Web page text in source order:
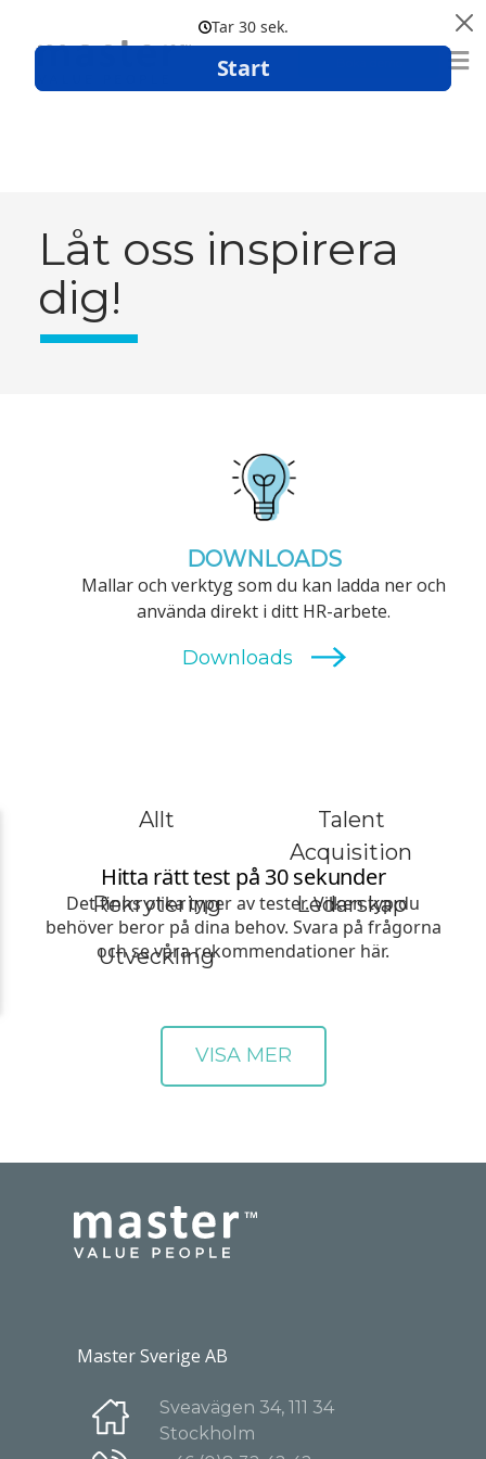
Låt oss inspirera
dig!
DOWNLOADS
Mallar och verktyg som du kan ladda ner och
använda direkt i ditt HR-arbete.
Allt
Talent
Acquisition
Rekrytering
Ledarskap
Utveckling
Master Sverige AB
Sveavägen 34, 111 34
Stockholm